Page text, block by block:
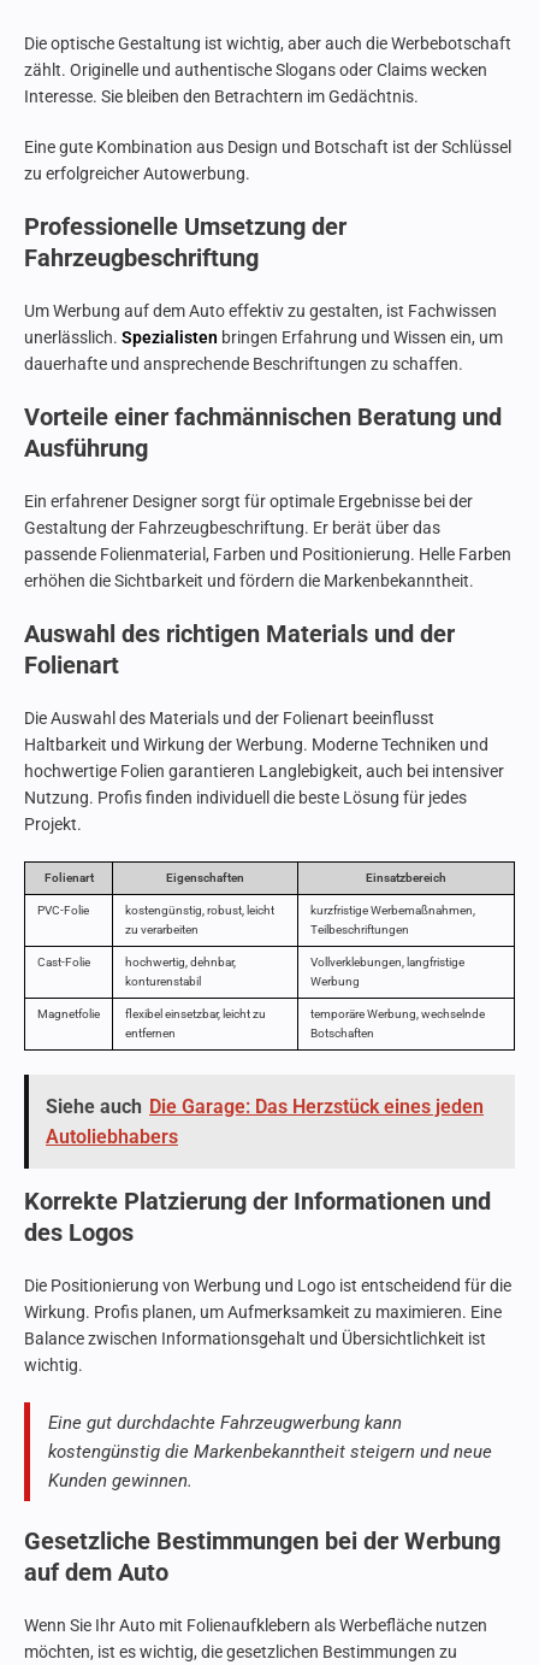
Die optische Gestaltung ist wichtig, aber auch die Werbebotschaft
zählt. Originelle und authentische Slogans oder Claims wecken
Interesse. Sie bleiben den Betrachtern im Gedächtnis.
Eine gute Kombination aus Design und Botschaft ist der Schlüssel
zu erfolgreicher Autowerbung.
Professionelle Umsetzung der
Fahrzeugbeschriftung
Um Werbung auf dem Auto effektiv zu gestalten, ist Fachwissen
unerlässlich. Spezialisten bringen Erfahrung und Wissen ein, um
dauerhafte und ansprechende Beschriftungen zu schaffen.
Vorteile einer fachmännischen Beratung und
Ausführung
Ein erfahrener Designer sorgt für optimale Ergebnisse bei der
Gestaltung der Fahrzeugbeschriftung. Er berät über das
passende Folienmaterial, Farben und Positionierung. Helle Farben
erhöhen die Sichtbarkeit und fördern die Markenbekanntheit.
Auswahl des richtigen Materials und der
Folienart
Die Auswahl des Materials und der Folienart beeinflusst
Haltbarkeit und Wirkung der Werbung. Moderne Techniken und
hochwertige Folien garantieren Langlebigkeit, auch bei intensiver
Nutzung. Profis finden individuell die beste Lösung für jedes
Projekt.
Folienart Eigenschaften Einsatzbereich
PVC-Folie
kostengünstig, robust, leicht
zu verarbeiten
kurzfristige Werbemaßnahmen,
Teilbeschriftungen
Cast-Folie
hochwertig, dehnbar,
konturenstabil
Vollverklebungen, langfristige
Werbung
Magnetfolie
flexibel einsetzbar, leicht zu
entfernen
temporäre Werbung, wechselnde
Botschaften
Siehe auch Die Garage: Das Herzstück eines jeden
Autoliebhabers
Korrekte Platzierung der Informationen und
des Logos
Die Positionierung von Werbung und Logo ist entscheidend für die
Wirkung. Profis planen, um Aufmerksamkeit zu maximieren. Eine
Balance zwischen Informationsgehalt und Übersichtlichkeit ist
wichtig.
Eine gut durchdachte Fahrzeugwerbung kann
kostengünstig die Markenbekanntheit steigern und neue
Kunden gewinnen.
Gesetzliche Bestimmungen bei der Werbung
auf dem Auto
Wenn Sie Ihr Auto mit Folienaufklebern als Werbefläche nutzen
möchten, ist es wichtig, die gesetzlichen Bestimmungen zu